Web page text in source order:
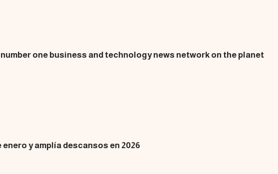
one business and technology news network on the planet
enero y amplía descansos en 2026